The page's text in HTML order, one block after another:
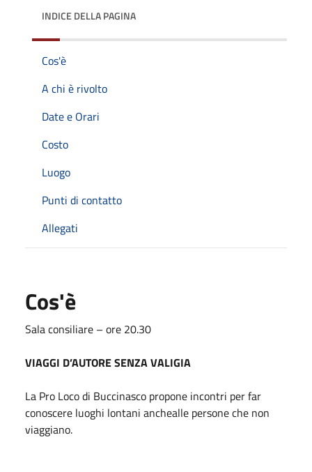
INDICE DELLA PAGINA
Cos'è
A chi è rivolto
Date e Orari
Costo
Luogo
Punti di contatto
Allegati
Cos'è
Sala consiliare – ore 20.30
VIAGGI D’AUTORE SENZA VALIGIA
La Pro Loco di Buccinasco propone incontri per far
conoscere luoghi lontani anchealle persone che non
viaggiano.